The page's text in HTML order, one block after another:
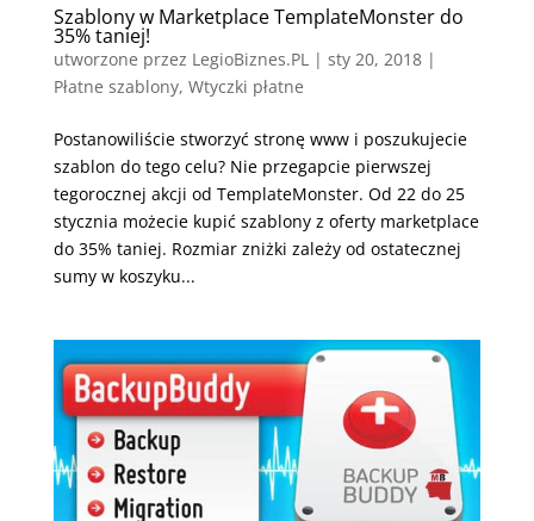
Szablony w Marketplace TemplateMonster do
35% taniej!
utworzone przez LegioBiznes.PL| sty 20, 2018|
Płatne szablony, Wtyczki płatne
Postanowiliście stworzyć stronę www i poszukujecie
szablon do tego celu? Nie przegapcie pierwszej
tegorocznej akcji od TemplateMonster. Od 22 do 25
stycznia możecie kupić szablony z oferty marketplace
do 35% taniej. Rozmiar zniżki zależy od ostatecznej
sumy w koszyku...